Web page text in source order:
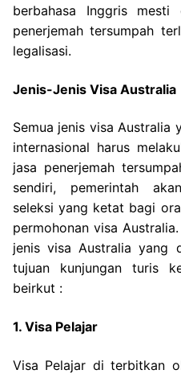
berbahasa Inggris
penerjemah tersumpah
legalisasi.
Jenis-Jenis Visa Australia
Semua jenis visa Australia
internasional harus
jasa penerjemah
sendiri, pemerintah
seleksi yang ketat bagi
permohonan visa
jenis visa Australia yang
tujuan kunjungan turis
beirkut :
1. Visa Pelajar
Visa Pelajar di terbitkan